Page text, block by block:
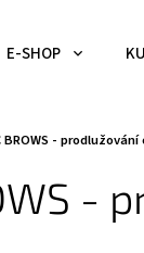
E-SHOP
BROWS -
-